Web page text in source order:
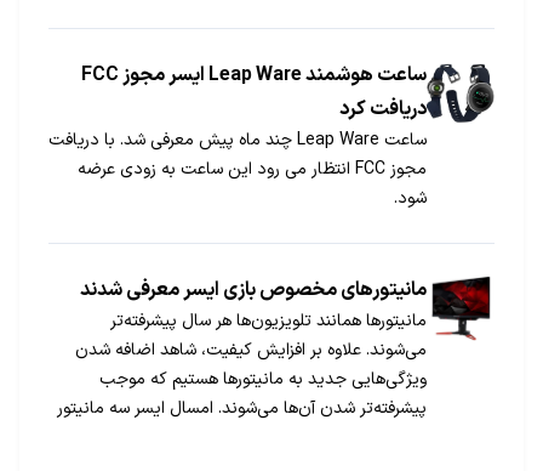
ساعت هوشمند Leap Ware ایسر مجوز FCC
دریافت کرد
ساعت Leap Ware چند ماه پیش معرفی شد. با دریافت
مجوز FCC انتظار می رود این ساعت به زودی عرضه
شود.
مانیتورهای مخصوص بازی ایسر معرفی شدند
مانیتورها همانند تلویزیون‌ها هر سال پیشرفته‌تر
می‌شوند. علاوه بر افزایش کیفیت، شاهد اضافه شدن
ویژگی‌هایی جدید به مانیتورها هستیم که موجب
پیشرفته‌تر شدن آن‌ها می‌شوند. امسال ایسر سه مانیتور